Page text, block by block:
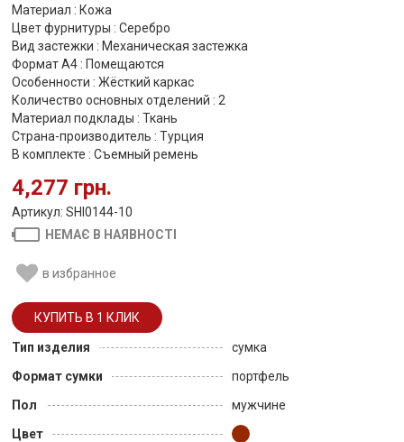
Материал : Кожа
Цвет фурнитуры : Серебро
Вид застежки : Механическая застежка
Формат А4 : Помещаются
Особенности : Жёсткий каркас
Количество основных отделений : 2
Материал подклады : Ткань
Страна-производитель : Турция
В комплекте : Съемный ремень
4,277 грн.
Артикул: SHI0144-10
НЕМАЄ В НАЯВНОСТІ
в избранное
Тип изделия
сумка
Формат сумки
портфель
Пол
мужчине
Цвет